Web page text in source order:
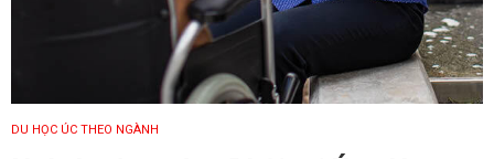
DU HỌC ÚC THEO NGÀNH